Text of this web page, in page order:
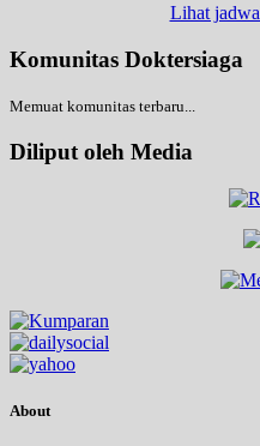
Lihat
Komunitas Doktersiaga
Memuat komunitas terbaru...
Diliput oleh Media
About